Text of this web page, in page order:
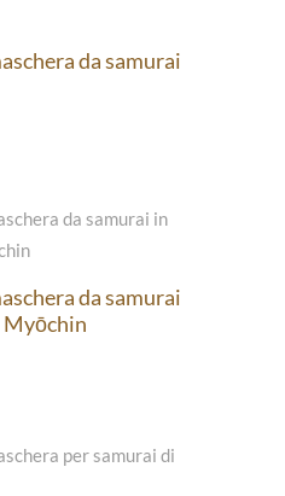
da samurai
da samurai
Myōchin